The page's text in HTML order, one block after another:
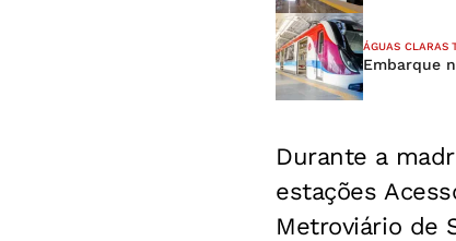
ÁGUAS CLARAS
Embarque
Durante a
estações
Metroviário de